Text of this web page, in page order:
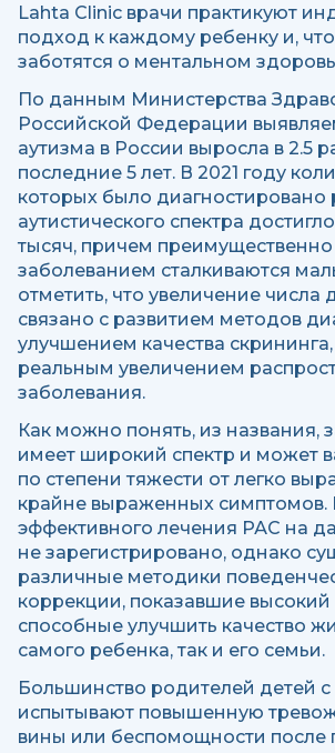
Lahta Clinic врачи практикуют
подход к каждому ребенку и,
заботятся о ментальном
По данным Министерства
Российской Федерации
аутизма в России выросла в 2.5
последние 5 лет. В 2021 году
которых было диагностировано
аутистического спектра
тысяч, причем преимущественно
заболеванием сталкиваются
отметить, что увеличение числа
связано с развитием методов
улучшением качества скрининга,
реальным увеличением
заболевания.
Как можно понять, из названия,
имеет широкий спектр и может
по степени тяжести от легко
крайне выраженных симптомов.
эффективного лечения РАС на
не зарегистрировано, однако
различные методики
коррекции, показавшие высокий
способные улучшить качество
самого ребенка, так и его семьи.
Большинство родителей детей
испытывают повышенную
вины или беспомощности после